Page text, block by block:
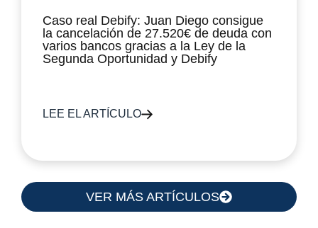
Caso real Debify: Juan Diego consigue
la cancelación de 27.520€ de deuda con
varios bancos gracias a la Ley de la
Segunda Oportunidad y Debify
LEE EL ARTÍCULO
VER MÁS ARTÍCULOS